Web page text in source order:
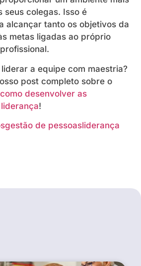
seus colegas. Isso é
alcançar tanto os objetivos da
metas ligadas ao próprio
a equipe com maestria?
post completo sobre o
como desenvolver as
!
gestão de pessoasliderança